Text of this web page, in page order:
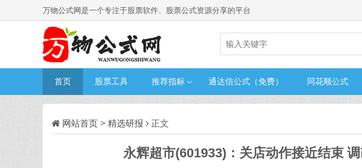
万物公式网是一个专注于股票软件、股票公式资源分享的平台
首页 股票工具 推荐指标 通达信公式（免费） 同花顺公式
网站首页 > 精选研报 正文
永辉超市(601933)：关店动作接近结束